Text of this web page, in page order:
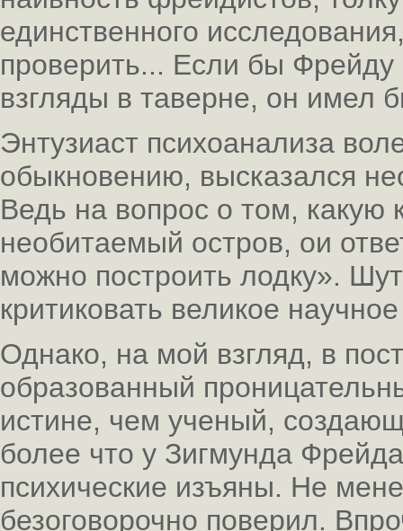
единственного
проверить... Если бы Фрейду
взгляды в таверне, он имел
Энтузиаст психоанализа
обыкновению, высказался
Ведь на вопрос о том, какую
необитаемый остров, ои
можно построить лодку».
критиковать великое
Однако, на мой взгляд, в
образованный
истине, чем ученый,
более что у Зигмунда
психические изъяны. Не
безоговорочно поверил.